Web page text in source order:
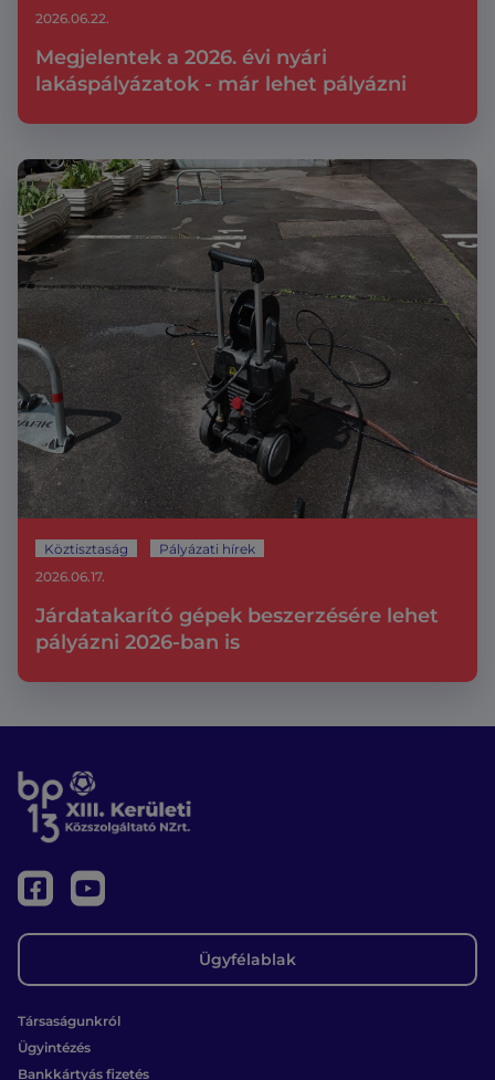
Megjelentek a 2026. évi nyári
lakáspályázatok - már lehet pályázni
2026.06.22.
Köztisztaság Pályázati hírek
Járdatakarító gépek beszerzésére lehet
pályázni 2026-ban is
2026.06.17.
Ügyfélablak
Társaságunkról
Ügyintézés
Bankkártyás fizetés